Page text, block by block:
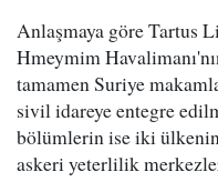
Anlaşmaya göre Tartus
Hmeymim
tamamen Suriye
sivil idareye entegre
bölümlerin ise iki
askeri yeterlilik